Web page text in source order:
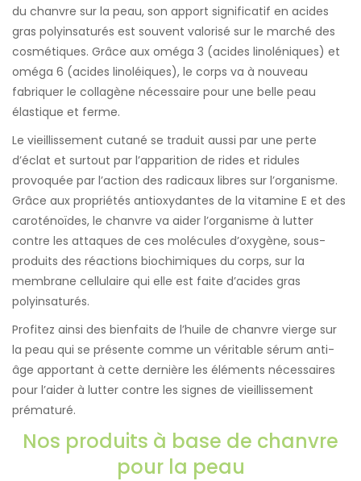
du chanvre sur la peau, son apport significatif en acides
gras polyinsaturés est souvent valorisé sur le marché des
cosmétiques. Grâce aux oméga 3 (acides linoléniques) et
oméga 6 (acides linoléiques), le corps va à nouveau
fabriquer le collagène nécessaire pour une belle peau
élastique et ferme.
Le vieillissement cutané se traduit aussi par une perte
d’éclat et surtout par l’apparition de rides et ridules
provoquée par l’action des radicaux libres sur l’organisme.
Grâce aux propriétés antioxydantes de la vitamine E et des
caroténoïdes, le chanvre va aider l’organisme à lutter
contre les attaques de ces molécules d’oxygène, sous-
produits des réactions biochimiques du corps, sur la
membrane cellulaire qui elle est faite d’acides gras
polyinsaturés.
Profitez ainsi des bienfaits de l’huile de chanvre vierge sur
la peau qui se présente comme un véritable sérum anti-
âge apportant à cette dernière les éléments nécessaires
pour l’aider à lutter contre les signes de vieillissement
prématuré.
Nos produits à base de chanvre
pour la peau